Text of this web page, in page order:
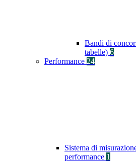
Bandi di
tabelle) 6
Performance 24
Sistema di
performance 1